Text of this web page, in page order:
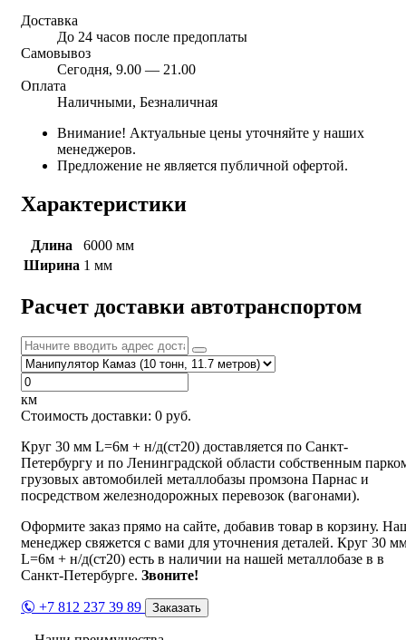
Доставка
До 24 часов после предоплаты
Самовывоз
Сегодня, 9.00 — 21.00
Оплата
Наличными, Безналичная
Внимание! Актуальные цены уточняйте у наших
менеджеров.
Предложение не является публичной офертой.
Характеристики
Длина
6000 мм
Ширина 1 мм
Расчет доставки автотранспортом
км
Стоимость доставки: 0 руб.
Круг 30 мм L=6м + н/д(ст20) доставляется по Санкт-
Петербургу и по Ленинградской области собственным
грузовых автомобилей металлобазы промзона Парнас и
посредством железнодорожных перевозок (вагонами).
Оформите заказ прямо на сайте, добавив товар в корзину.
менеджер свяжется с вами для уточнения деталей. Круг 30
L=6м + н/д(ст20) есть в наличии на нашей металлобазе в в
Санкт-Петербурге. Звоните!
+7 812 237 39 89 Заказать